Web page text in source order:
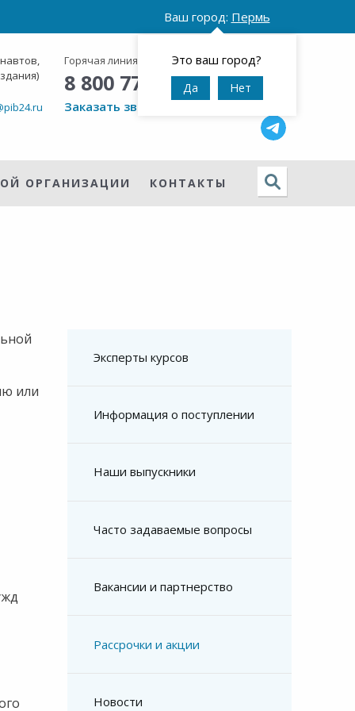
Ваш город: Пермь
Это ваш город?
Да Нет
Горячая линия: Круглосуточно
8 800 777 42 95
Заказать звонок
ОРГАНИЗАЦИИ КОНТАКТЫ
или
Эксперты курсов
Информация о поступлении
Наши выпускники
Часто задаваемые вопросы
Вакансии и партнерство
Рассрочки и акции
Новости